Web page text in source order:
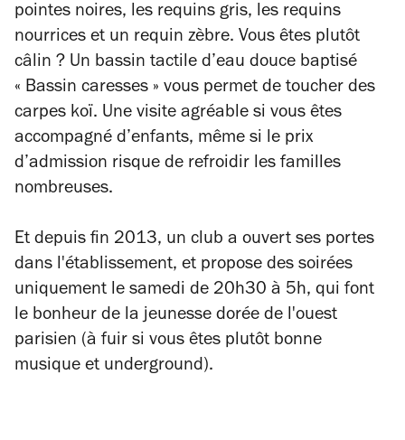
pointes noires, les requins gris, les requins
nourrices et un requin zèbre. Vous êtes plutôt
câlin ? Un bassin tactile d’eau douce baptisé
« Bassin caresses » vous permet de toucher des
carpes koï. Une visite agréable si vous êtes
accompagné d’enfants, même si le prix
d’admission risque de refroidir les familles
nombreuses.
Et depuis fin 2013, un club a ouvert ses portes
dans l'établissement, et propose des soirées
uniquement le samedi de 20h30 à 5h, qui font
le bonheur de la jeunesse dorée de l'ouest
parisien (à fuir si vous êtes plutôt bonne
musique et underground).